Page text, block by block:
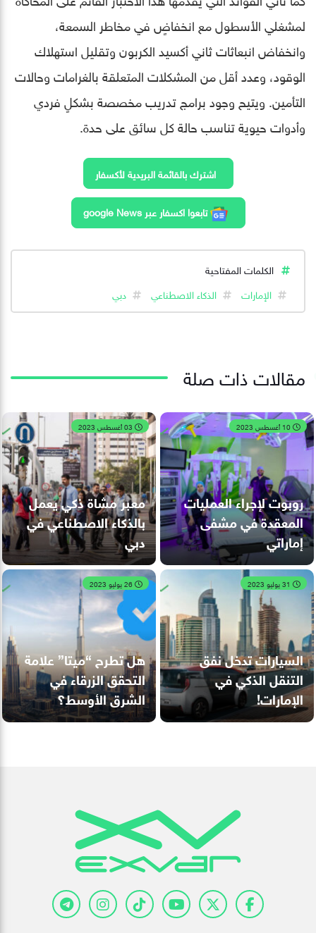
لمشغلي الأسطول مع انخفاضٍ في مخاطر السمعة،
وانخفاض انبعاثات ثاني أكسيد الكربون وتقليل استهلاك
الوقود، وعدد أقل من المشكلات المتعلقة بالغرامات وحالات
التأمين. ويتيح وجود برامج تدريب مخصصة بشكلٍ فردي
وأدوات حيوية تناسب حالة كل سائق على حدة.
اشترك بالقائمة البريدية لأكسفار
تابعوا اكسفار عبر google News
الكلمات المفتاحية
الإمارات
الذكاء الاصطناعي دبي
مقالات ذات صلة
روبوت لإجراء العمليات
المعقدة في مشفى
إماراتي
معبر مشاة ذكي يعمل
بالذكاء الاصطناعي في
دبي
السيارات تدخل نفق
التنقل الذكي في
الإمارات!
هل تطرح “ميتا” علامة
التحقق الزرقاء في
الشرق الأوسط؟